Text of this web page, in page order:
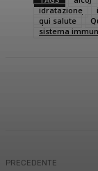
idratazione
qui salute
sistema
PRECEDENTE